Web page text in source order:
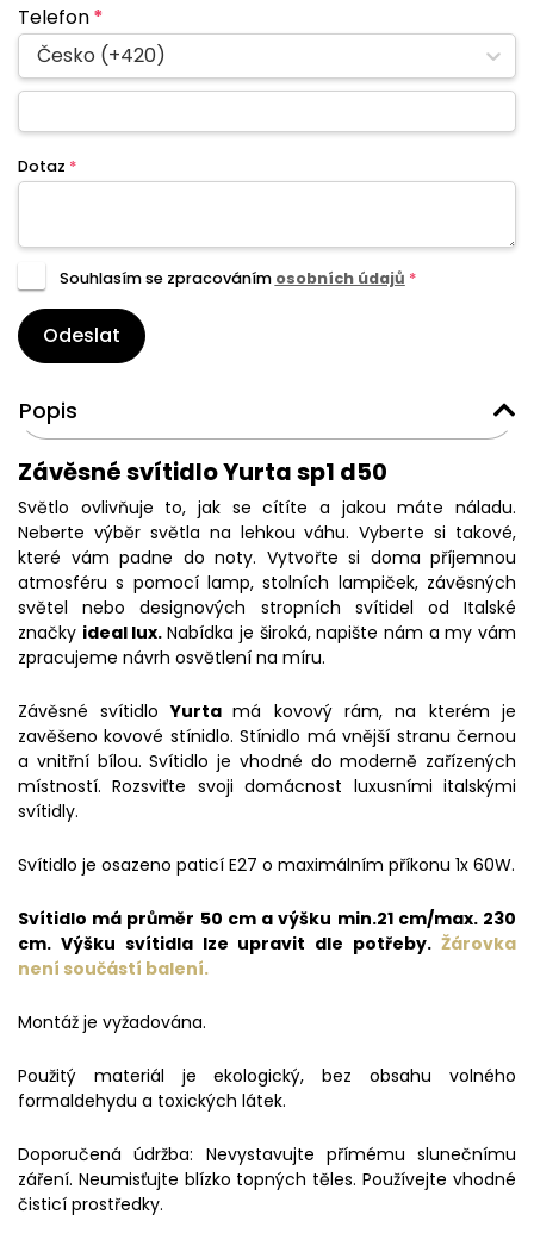
Telefon*
Česko (+420)
Dotaz *
Souhlasím se zpracováním osobních údajů *
Odeslat
Popis
Závěsné svítidlo Yurta sp1 d50
Světlo ovlivňuje to, jak se cítíte a jakou máte náladu.
Neberte výběr světla na lehkou váhu. Vyberte si takové,
které vám padne do noty. Vytvořte si doma příjemnou
atmosféru s pomocí lamp, stolních lampiček, závěsných
světel nebo designových stropních svítidel od Italské
značky ideal lux.Nabídka je široká, napište nám a my vám
zpracujeme návrh osvětlení na míru.
Závěsné svítidlo Yurtamá kovový rám, na kterém je
zavěšeno kovové stínidlo. Stínidlo má vnější stranu černou
a vnitřní bílou. Svítidlo je vhodné do moderně zařízených
místností. Rozsviťte svoji domácnost luxusními italskými
svítidly.
Svítidlo je osazeno paticí E27 o maximálním příkonu 1x 60W.
Svítidlo má průměr 50 cm a výšku min.21 cm/max. 230
cm. Výšku svítidla lze upravit dle potřeby. Žárovka
není součástí balení.
Montáž je vyžadována.
Použitý materiál je ekologický, bez obsahu volného
formaldehydu a toxických látek.
Doporučená údržba: Nevystavujte přímému slunečnímu
záření. Neumisťujte blízko topných těles. Používejte vhodné
čisticí prostředky.